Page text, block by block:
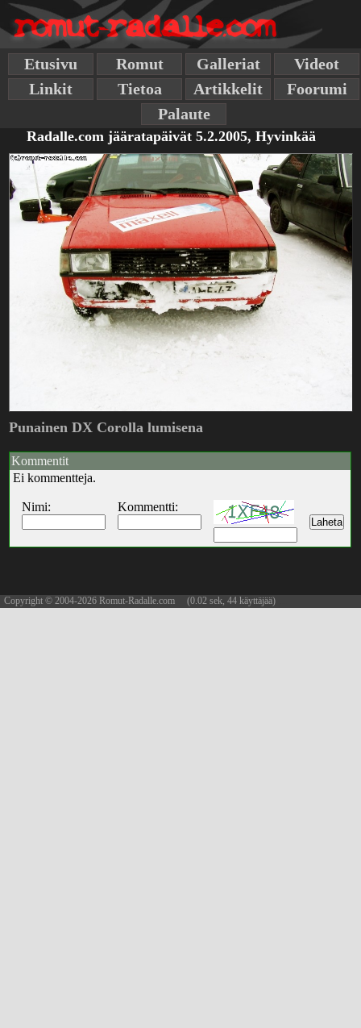
Etusivu Romut Galleriat
Videot
Linkit
Tietoa Artikkelit
Foorumi
Palaute
Radalle.com jääratapäivät 5.2.2005, Hyvinkää
Punainen DX Corolla lumisena
Kommentit
Ei kommentteja.
Nimi: Kommentti:
Copyright © 2004-2026 Romut-Radalle.com (0.02 sek, 44 käyttäjää)